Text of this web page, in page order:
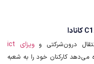
و ویزای ict
خود را به شعبه